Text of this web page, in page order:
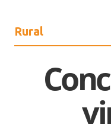
Rural